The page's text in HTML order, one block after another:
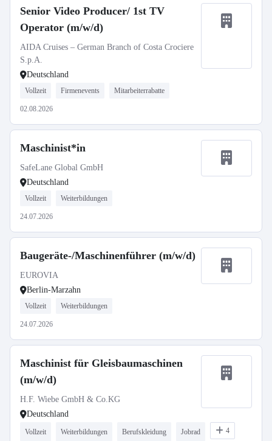
Senior Video Producer/ 1st TV
Operator (m/w/d)
AIDA Cruises – German Branch of Costa Crociere
S.p.A.
Deutschland
Vollzeit Firmenevents Mitarbeiterrabatte
02.08.2026
Maschinist*in
SafeLane Global GmbH
Deutschland
Vollzeit Weiterbildungen
24.07.2026
Baugeräte-/Maschinenführer (m/w/d)
EUROVIA
Berlin-Marzahn
Vollzeit Weiterbildungen
24.07.2026
Maschinist für Gleisbaumaschinen
(m/w/d)
H.F. Wiebe GmbH & Co.KG
Deutschland
Vollzeit Weiterbildungen Berufskleidung Jobrad 4